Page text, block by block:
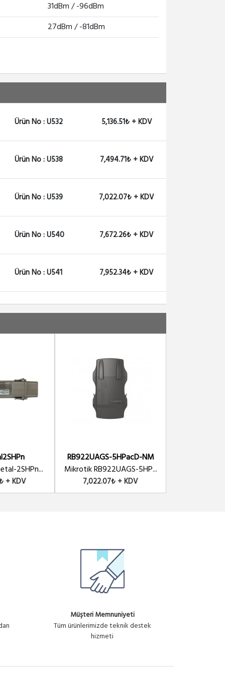
31dBm / -96dBm
27dBm / -81dBm
Ürün No : U532 5,136.51₺ + KDV
Ürün No : U538 7,494.71₺ + KDV
Ürün No : U539 7,022.07₺ + KDV
Ürün No : U540 7,672.26₺ + KDV
Ürün No : U541 7,952.34₺ + KDV
Ürün No : U1390 7,200.12₺ + KDV
2SHPn...
+ KDV
RB922UAGS-5HPacD-NM
Mikrotik RB922UAGS-5HP...
7,022.07₺ + KDV
Müşteri Memnuniyeti
Tüm ürünlerimizde teknik destek
hizmeti